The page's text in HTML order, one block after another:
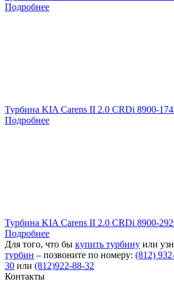
Подробнее
Турбина KIA Carens II 2.0 CRDi 8900-
Подробнее
Турбина KIA Carens II 2.0 CRDi 8900-
Подробнее
Для того, что бы купить турбину или
турбин – позвоните по номеру: (812)
30 или (812)922-88-32
Контакты